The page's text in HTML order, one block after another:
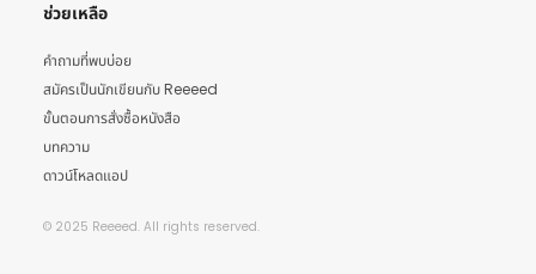
ช่วยเหลือ
คำถามที่พบบ่อย
สมัครเป็นนักเขียนกับ Reeeed
ขั้นตอนการสั่งซื้อหนังสือ
บทความ
ดาวน์โหลดแอป
© 2025 Reeeed. All rights reserved.